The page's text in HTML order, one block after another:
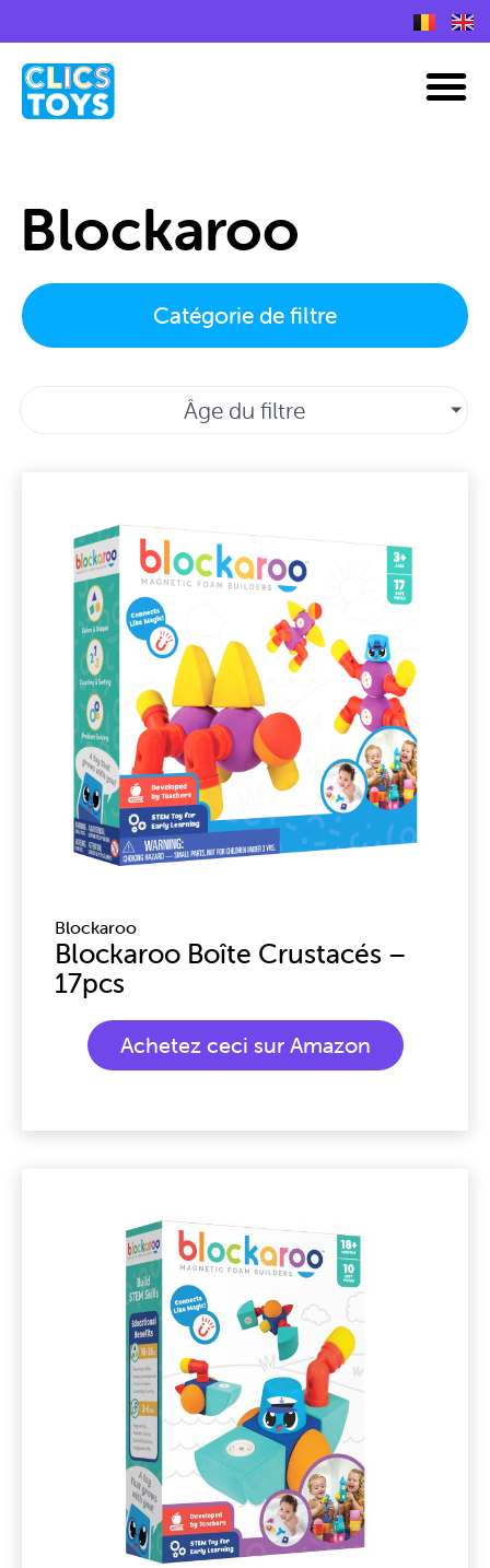
Blockaroo
Catégorie de filtre
Âge du filtre
Blockaroo
Blockaroo Boîte Crustacés –
17pcs
Achetez ceci sur Amazon